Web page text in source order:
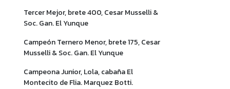
Tercer Mejor, brete 400, Cesar Musselli &
Soc. Gan. El Yunque
Campeón Ternero Menor, brete 175, Cesar
Musselli & Soc. Gan. El Yunque
Campeona Junior, Lola, cabaña El
Montecito de Flia. Marquez Botti.